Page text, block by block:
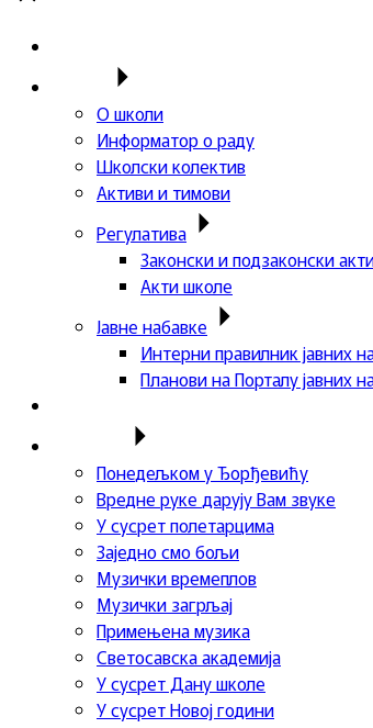
О школи
Информатор о раду
Школски колектив
Активи и тимови
Регулатива
Законски и подзаконски
Акти школе
Јавне набавке
Интерни правилник јавних
Планови на Порталу јавних
Понедељком у Ђорђевићу
Вредне руке дарују Вам звуке
У сусрет полетарцима
Заједно смо бољи
Музички времеплов
Музички загрљај
Примењена музика
Светосавска академија
У сусрет Дану школе
У сусрет Новој години